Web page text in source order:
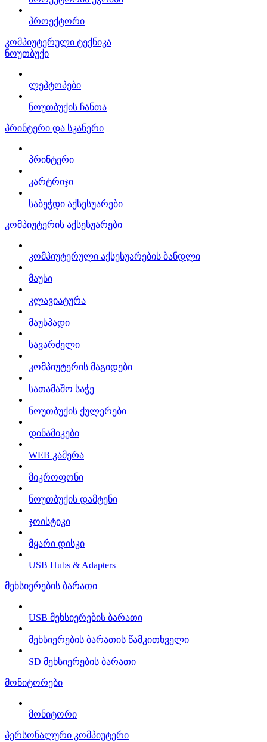
პროექტორი
კომპიუტერული ტექნიკა
ნოუთბუქი
ლეპტოპები
ნოუთბუქის ჩანთა
პრინტერი და სკანერი
პრინტერი
კარტრიჯი
საბეჭდი აქსესუარები
კომპიუტერის აქსესუარები
კომპიუტერული აქსესუარების ბანდლი
მაუსი
კლავიატურა
მაუსპადი
სავარძელი
კომპიუტერის მაგიდები
სათამაშო საჭე
ნოუთბუქის ქულერები
დინამიკები
WEB კამერა
მიკროფონი
ნოუთბუქის დამტენი
ჯოისტიკი
მყარი დისკი
USB Hubs & Adapters
მეხსიერების ბარათი
USB მეხსიერების ბარათი
მეხსიერების ბარათის წამკითხველი
SD მეხსიერების ბარათი
მონიტორები
მონიტორი
პერსონალური კომპიუტერი